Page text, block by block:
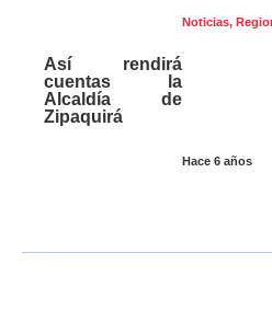
Noticias,
Hace 6 años
Así rendirá
cuentas la
Alcaldía de
Zipaquirá